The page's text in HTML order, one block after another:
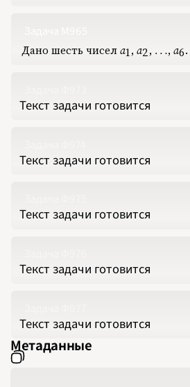
Дано шесть чиселa_1
a1‍, ‍a_2
a2‍, \ldots
…‍, a_6
a6‍.
Текст задачи готовится
Текст задачи готовится
Текст задачи готовится
Текст задачи готовится
Текст задачи готовится
Метаданные